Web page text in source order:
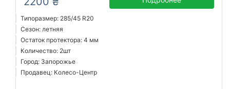
Типоразмер: 285/45 R20
Сезон: летняя
Остаток протектора: 4 мм
Количество: 2шт
Город: Запорожье
Продавец: Колесо-Центр